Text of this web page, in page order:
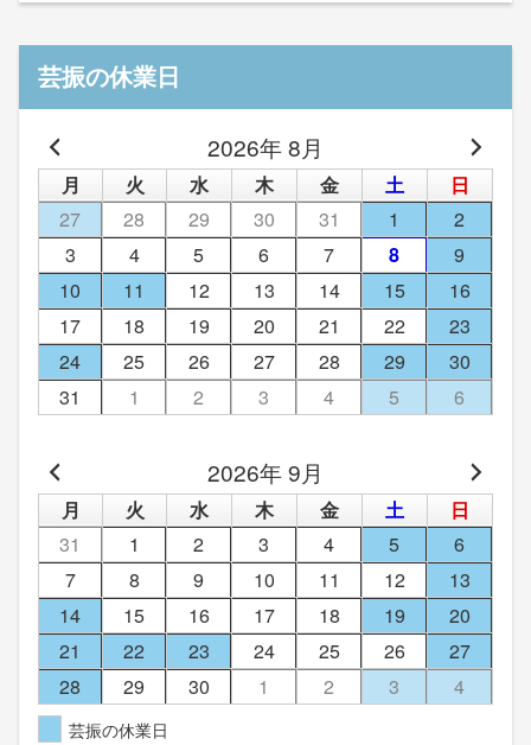
芸振の休業日
2026年 8月
月 火 水 木 金 土
日
27
28 29 30 31 1
2
3
4 5 6 7 8
9
10
11 12 13 14 15
16
17
18 19 20 21 22
23
24
25 26 27 28 29
30
31
1 2 3 4 5 6
2026年 9月
月 火 水 木 金 土
日
31
1 2 3 4 5
6
7
8 9 10 11 12
13
14
15 16 17 18 19
20
21
22 23 24 25 26
27
28
29 30 1 2 3 4
芸振の休業日